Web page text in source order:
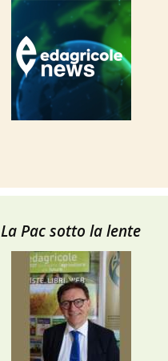
La Pac sotto la lente